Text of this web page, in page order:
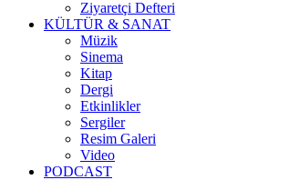
Ziyaretçi Defteri
KÜLTÜR & SANAT
Müzik
Sinema
Kitap
Dergi
Etkinlikler
Sergiler
Resim Galeri
Video
PODCAST